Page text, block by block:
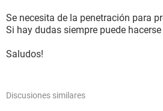
Se necesita de la penetración para
Si hay dudas siempre puede
Saludos!
Discusiones similares